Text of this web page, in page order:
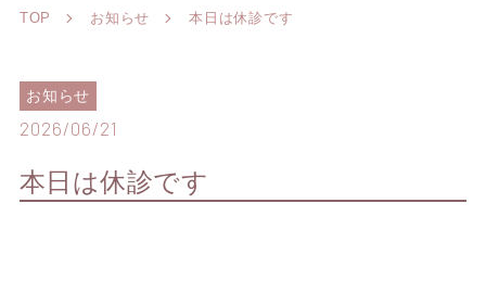
TOP お知らせ 本日は休診です
お知らせ
2026/06/21
本日は休診です